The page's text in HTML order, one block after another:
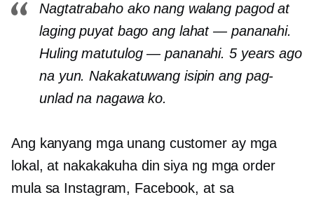
Nagtatrabaho ako nang walang pagod at
laging puyat bago ang lahat — pananahi.
Huling matutulog — pananahi. 5 years ago
na yun. Nakakatuwang isipin ang pag-
unlad na nagawa ko.
Ang kanyang mga unang customer ay mga
lokal, at nakakakuha din siya ng mga order
mula sa Instagram, Facebook, at sa